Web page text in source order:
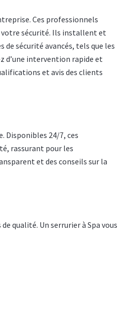
Ces professionnels
sécurité. Ils installent et
de sécurité avancés, tels que les
d’une intervention rapide et
et avis des clients
Disponibles 24/7, ces
rassurant pour les
et des conseils sur la
qualité. Un serrurier à Spa vous